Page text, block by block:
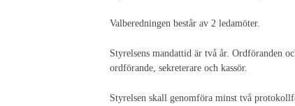
Valberedningen består av 2 ledamöter.
Styrelsens mandattid är två år. Ordföranden
ordförande, sekreterare och kassör.
Styrelsen skall genomföra minst två